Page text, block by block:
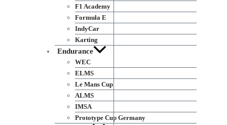
F1 Academy
Formuła E
IndyCar
Karting
Endurance
WEC
ELMS
Le Mans Cup
ALMS
IMSA
Prototype Cup Germany